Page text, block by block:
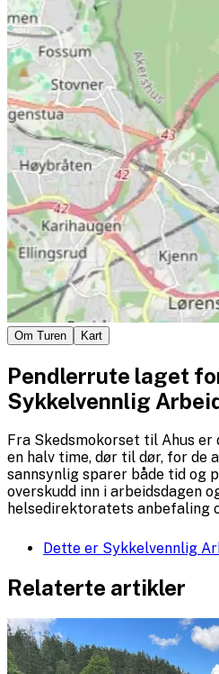
Om Turen Kart
Pendlerrute laget
Sykkelvennlig
Fra Skedsmokorset til Ahus
en halv time, dør til dør, for de
sannsynlig sparer både tid og
overskudd inn i arbeidsdagen
helsedirektoratets anbefaling
Dette er Sykkelvennlig
Relaterte artikler